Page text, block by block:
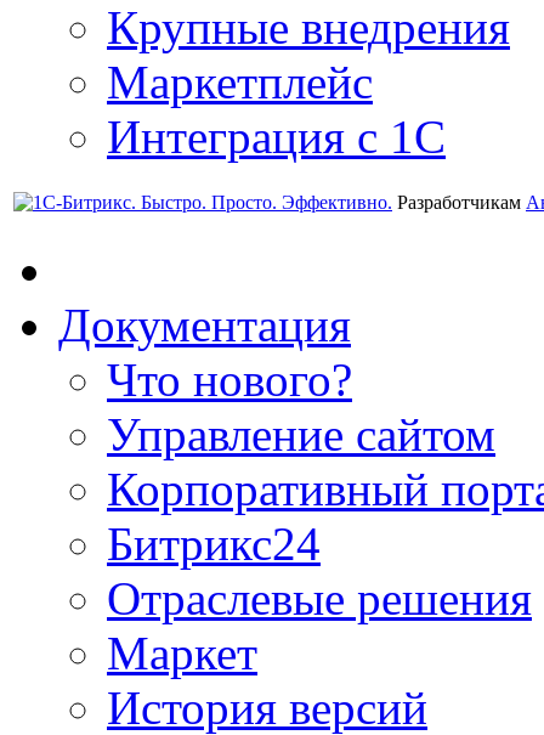
Крупные внедрения
Маркетплейс
Интеграция с 1С
Разработчикам
Документация
Что нового?
Управление сайтом
Корпоративный
Битрикс24
Отраслевые решения
Маркет
История версий